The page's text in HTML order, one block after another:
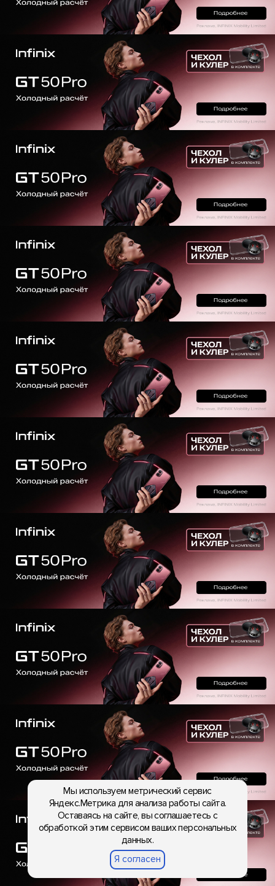
Мы используем метрический сервис
Яндекс.Метрика для анализа работы сайта.
Оставаясь на сайте, вы соглашаетесь с
обработкой этим сервисом ваших персональных
данных.
Я согласен